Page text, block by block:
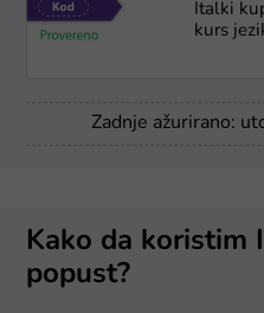
Italki
kurs
Zadnje ažurirano:
Kako da koristim
popust?